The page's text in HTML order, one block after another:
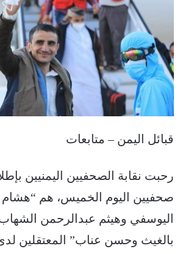
قبائل اليمن – متابعات
رحبت نقابة الصحفيين اليمنيين
صحفيين اليوم الخميس، هم
اليوسفي وهيثم عبدالرحمن
بالغيث وحسن عناب” المعتقلين